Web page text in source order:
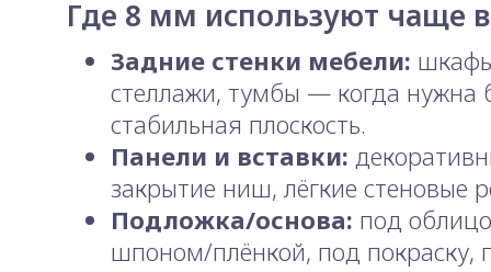
Где 8 мм используют чаще
Задние стенки мебели:
стеллажи, тумбы — когда нужна
стабильная плоскость.
Панели и вставки:
закрытие ниш, лёгкие стеновые
Подложка/основа: под
шпоном/плёнкой, под покраску,